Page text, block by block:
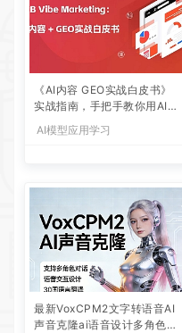
《AI内容 GEO实战白皮书》
实战指南，手把手教你用AI内
容+GEO抢占大模型流量红利
AI模型应用学习
最新VoxCPM2文字转语音AI
声音克隆ai语音设计多角色对